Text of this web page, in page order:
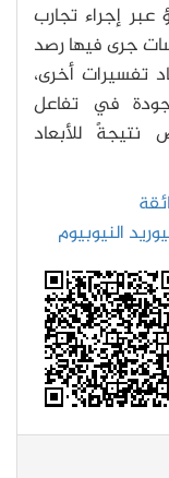
عبر إجراء تجارب
جرى فيها رصد
تفسيرات أخرى،
في تفاعل
نتيجةً للأبعاد
النيوبيوم